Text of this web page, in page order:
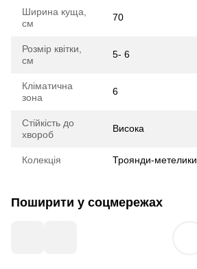
Ширина куща,
см
70
Розмір квітки,
см
5- 6
Кліматична
зона
6
Стійкість до
хвороб
Висока
Колекція Троянди-метелики
Поширити у соцмережах